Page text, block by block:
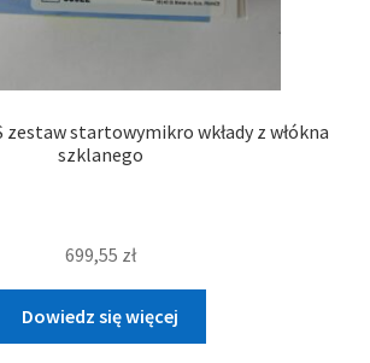
zestaw startowymikro wkłady z włókna
szklanego
699,55 zł
Dowiedz się więcej